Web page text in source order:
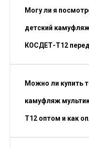
Могу ли я
детский
КОСДЕТ-Т12
Можно ли купить
камуфляж
Т12 оптом и как